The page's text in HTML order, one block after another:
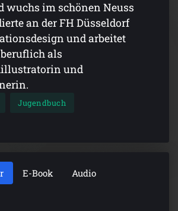
wuchs im schönen Neuss
an der FH Düsseldorf
und arbeitet
als
und
Jugendbuch
E-Book Audio